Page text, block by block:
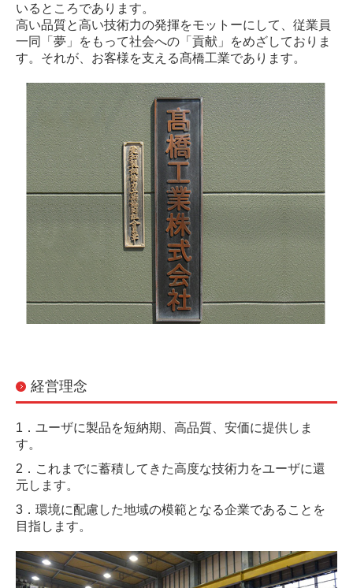
いるところであります。
高い品質と高い技術力の発揮をモットーにして、従業員
一同「夢」をもって社会への「貢献」をめざしておりま
す。それが、お客様を支える髙橋工業であります。
経営理念
1．ユーザに製品を短納期、高品質、安価に提供しま
す。
2．これまでに蓄積してきた高度な技術力をユーザに還
元します。
3．環境に配慮した地域の模範となる企業であることを
目指します。